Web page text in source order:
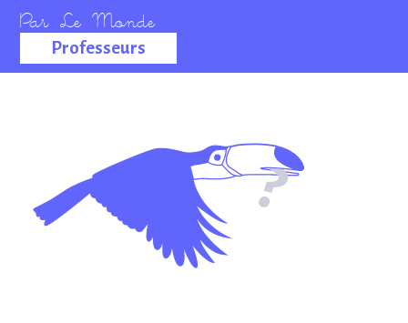
Professeurs
La salle des
professeurs